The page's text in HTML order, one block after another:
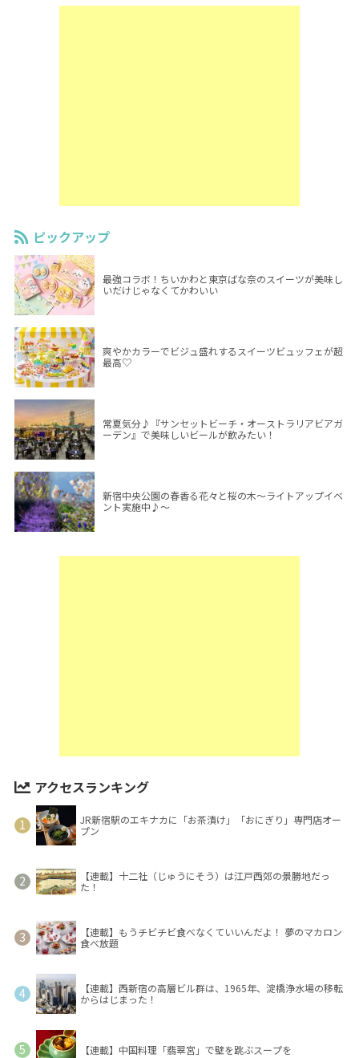
ピックアップ
最強コラボ！ちいかわと東京ばな奈のスイーツが美味し
いだけじゃなくてかわいい
爽やかカラーでビジュ盛れするスイーツビュッフェが超
最高♡
常夏気分♪『サンセットビーチ・オーストラリアビアガ
ーデン』で美味しいビールが飲みたい！
新宿中央公園の春香る花々と桜の木～ライトアップイベ
ント実施中♪～
アクセスランキング
JR新宿駅のエキナカに「お茶漬け」「おにぎり」専門店オー
プン
【連載】十二社（じゅうにそう）は江戸西郊の景勝地だっ
た！
【連載】もうチビチビ食べなくていいんだよ！ 夢のマカロン
食べ放題
【連載】西新宿の高層ビル群は、1965年、淀橋浄水場の移転
からはじまった！
【連載】中国料理「翡翠宮」で壁を跳ぶスープを